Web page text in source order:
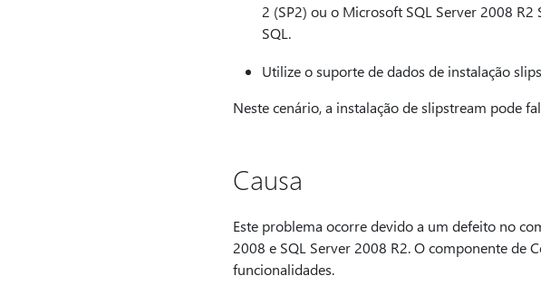
2 (SP2) ou o Microsoft SQL Server 2008
SQL.
Utilize o suporte de dados de instalação
Neste cenário, a instalação de slipstream pode
Causa
Este problema ocorre devido a um defeito no
2008 e SQL Server 2008 R2. O componente de
funcionalidades.